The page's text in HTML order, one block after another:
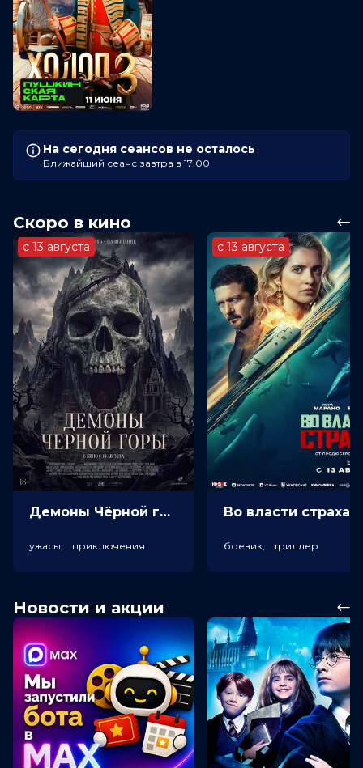
На сегодня сеансов не осталось
Ближайший сеанс завтра в 17:00
Скоро в кино
с 13 августа
Демоны Чёрной горы (18+)
ужасы, приключения
с 13 августа
боевик, триллер
Новости и акции